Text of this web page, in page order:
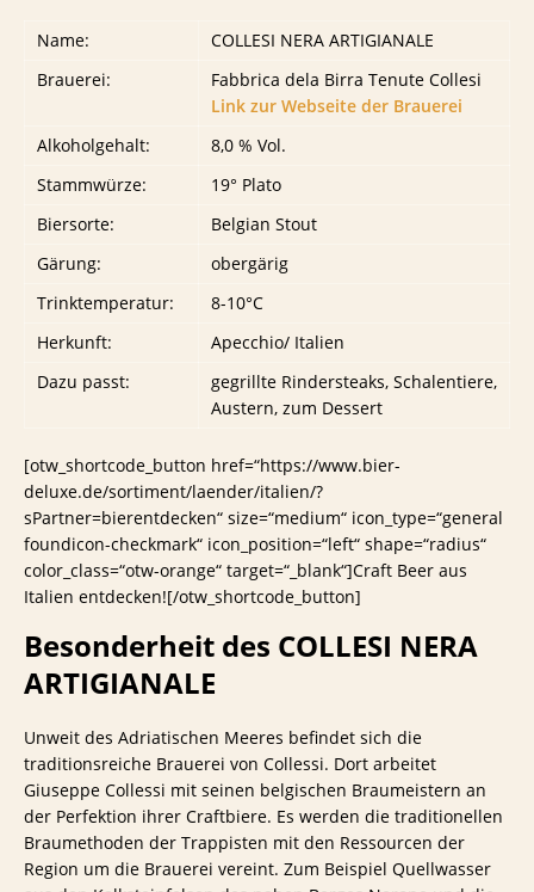
Name:
COLLESI NERA ARTIGIANALE
Brauerei:
Fabbrica dela Birra Tenute Collesi
Link zur Webseite der Brauerei
Alkoholgehalt:
8,0 % Vol.
Stammwürze:
19° Plato
Biersorte:
Belgian Stout
Gärung:
obergärig
Trinktemperatur:
8-10°C
Herkunft:
Apecchio/ Italien
Dazu passt:
gegrillte Rindersteaks, Schalentiere,
Austern, zum Dessert
[otw_shortcode_button href=“https://www.bier-
deluxe.de/sortiment/laender/italien/?
sPartner=bierentdecken“ size=“medium“ icon_type=“general
foundicon-checkmark“ icon_position=“left“ shape=“radius“
color_class=“otw-orange“ target=“_blank“]Craft Beer aus
Italien entdecken![/otw_shortcode_button]
Besonderheit des COLLESI NERA
ARTIGIANALE
Unweit des Adriatischen Meeres befindet sich die
traditionsreiche Brauerei von Collessi. Dort arbeitet
Giuseppe Collessi mit seinen belgischen Braumeistern an
der Perfektion ihrer Craftbiere. Es werden die traditionellen
Braumethoden der Trappisten mit den Ressourcen der
Region um die Brauerei vereint. Zum Beispiel Quellwasser